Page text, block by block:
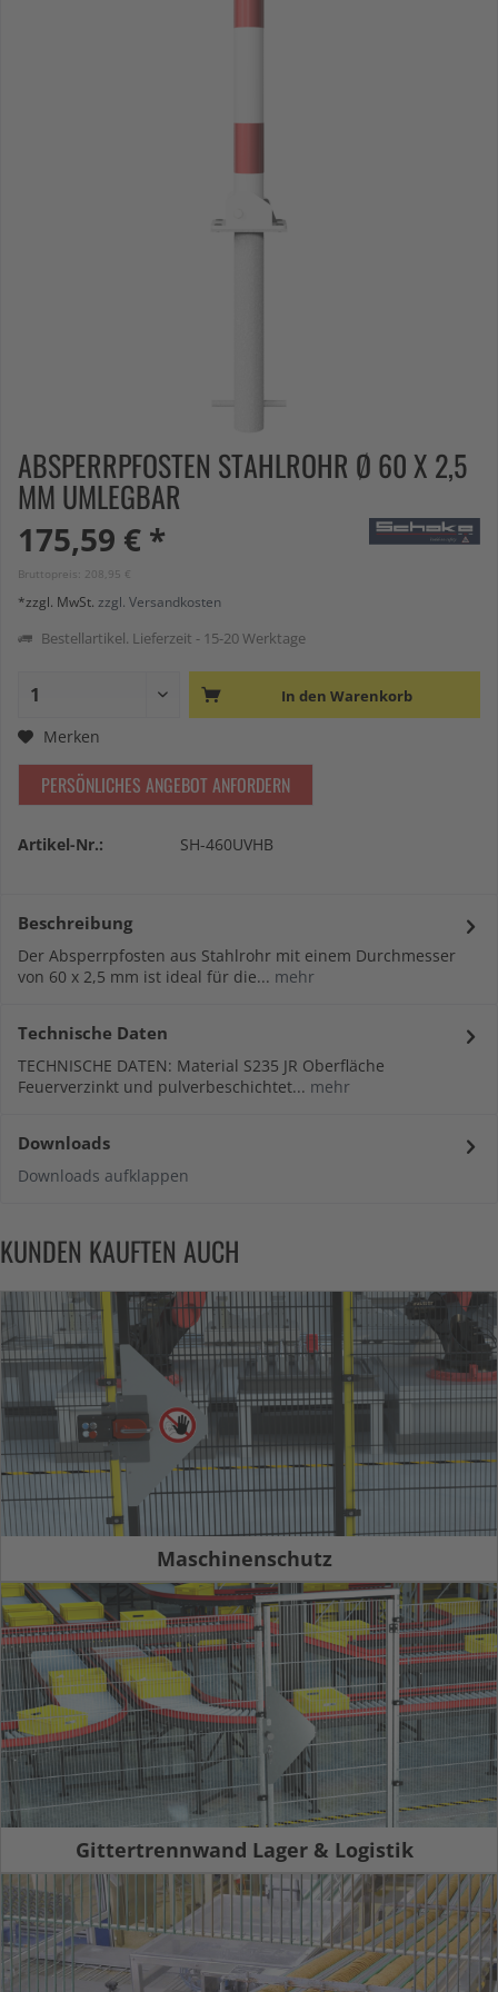
ABSPERRPFOSTEN STAHLROHR Ø 60 X 2,5
MM UMLEGBAR
175,59 € *
Bruttopreis: 208,95 €
*zzgl. MwSt. zzgl. Versandkosten
Bestellartikel. Lieferzeit - 15-20 Werktage
In den Warenkorb
Merken
PERSÖNLICHES ANGEBOT ANFORDERN
Artikel-Nr.: SH-460UVHB
Beschreibung
Der Absperrpfosten aus Stahlrohr mit einem Durchmesser
von 60 x 2,5 mm ist ideal für die... mehr
Technische Daten
TECHNISCHE DATEN: Material S235 JR Oberfläche
Feuerverzinkt und pulverbeschichtet... mehr
Downloads
Downloads aufklappen
KUNDEN KAUFTEN AUCH
Maschinenschutz
Gittertrennwand Lager & Logistik